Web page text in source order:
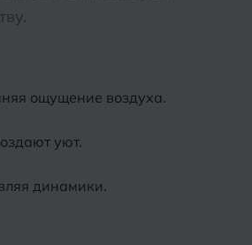
ощущение воздуха.
уют.
динамики.
Зуево